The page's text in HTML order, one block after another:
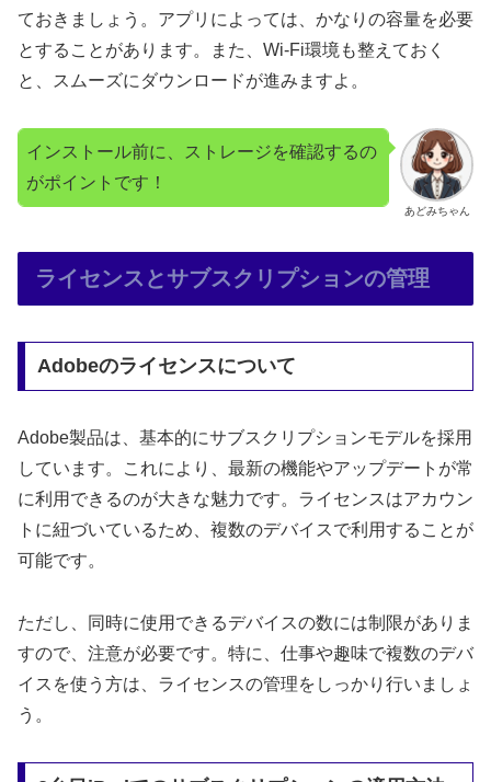
ておきましょう。アプリによっては、かなりの容量を必要
とすることがあります。また、Wi-Fi環境も整えておく
と、スムーズにダウンロードが進みますよ。
あどみちゃん
インストール前に、ストレージを確認するの
がポイントです！
ライセンスとサブスクリプションの管理
Adobeのライセンスについて
Adobe製品は、基本的にサブスクリプションモデルを採用
しています。これにより、最新の機能やアップデートが常
に利用できるのが大きな魅力です。ライセンスはアカウン
トに紐づいているため、複数のデバイスで利用することが
可能です。
ただし、同時に使用できるデバイスの数には制限がありま
すので、注意が必要です。特に、仕事や趣味で複数のデバ
イスを使う方は、ライセンスの管理をしっかり行いましょ
う。